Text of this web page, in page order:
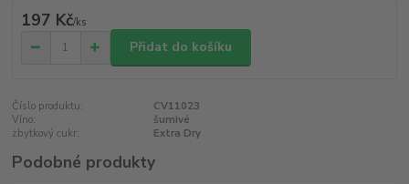
197 Kč/ks
Přidat do košíku
Číslo produktu:
CV11023
Víno:
šumivé
zbytkový cukr:
Extra Dry
Podobné produkty